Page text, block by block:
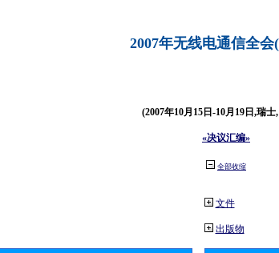
2007年无线电通信全会
(2007年10月15日-10月19日,瑞
«决议汇编»
全部收缩
文件
出版物